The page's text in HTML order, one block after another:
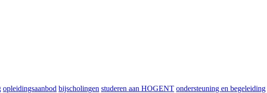
opleidingsaanbod bijscholingen studeren aan HOGENT ondersteuning en begeleiding